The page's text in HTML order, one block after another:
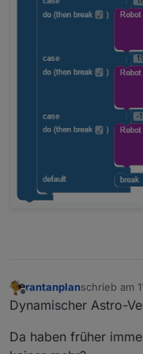
"Alle
Offline
rantanplanschrieb am
zuletzt
Dynamischer Astro-
Da haben früher